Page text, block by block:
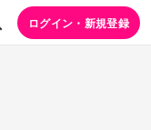
ログイン・新規登録